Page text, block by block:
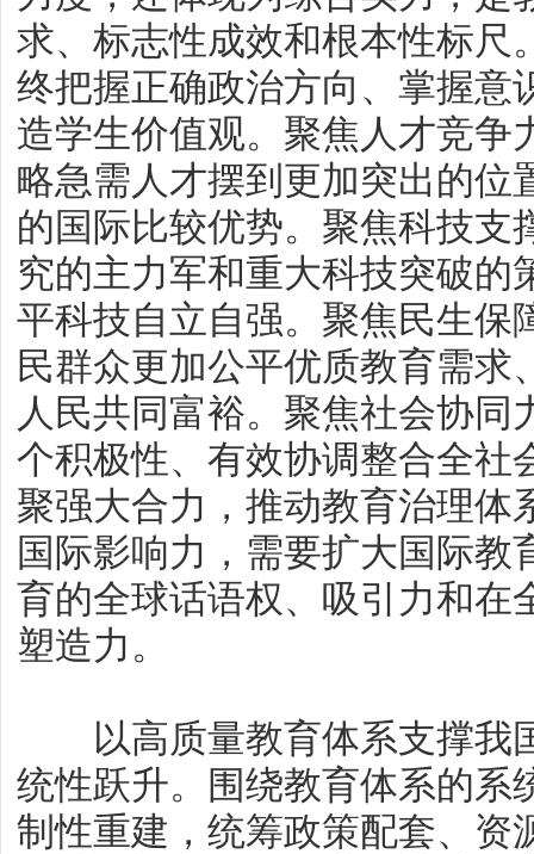
求、标志性成效和根本性标尺
终把握正确政治方向、掌握意
造学生价值观。聚焦人才竞争
略急需人才摆到更加突出的位
的国际比较优势。聚焦科技支
究的主力军和重大科技突破的
平科技自立自强。聚焦民生保
民群众更加公平优质教育需求
人民共同富裕。聚焦社会协同
个积极性、有效协调整合全社
聚强大合力，推动教育治理体
国际影响力，需要扩大国际教
育的全球话语权、吸引力和在
塑造力。
以高质量教育体系支撑我
统性跃升。围绕教育体系的系
制性重建，统筹政策配套、资